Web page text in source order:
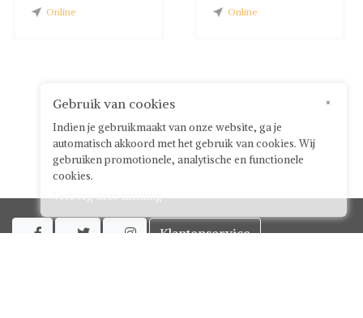
Online Online
   Klantenservice
×
Gebruik van cookies
Indien je gebruikmaakt van onze website, ga je
automatisch akkoord met het gebruik van cookies. Wij
gebruiken promotionele, analytische en functionele
cookies.
Verberg deze melding